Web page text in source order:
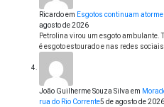
Ricardoem Esgotos continuam
agosto de 2026
Petrolina virou um esgoto ambulante.
é esgoto estourado e nas redes
João Guilherme Souza Silva em
rua do Rio Corrente5 de agosto de 2026